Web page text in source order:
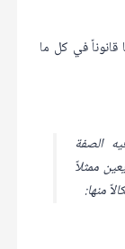
قانوناً في كل ما
الصفة
ممثلاً
منها: